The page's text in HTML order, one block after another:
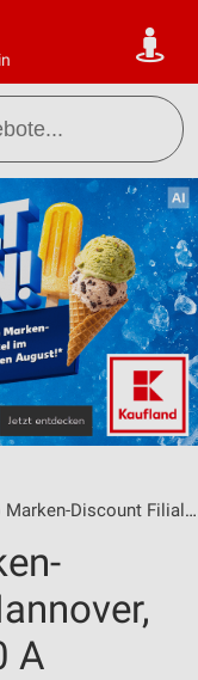
Discount Filialen
A